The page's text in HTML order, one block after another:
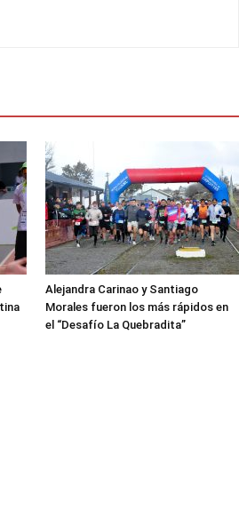
Alejandra Carinao y Santiago
Morales fueron los más rápidos en
el “Desafío La Quebradita”